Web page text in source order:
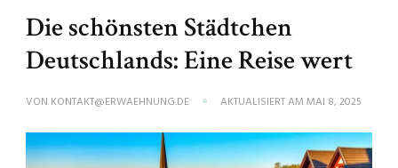
Die schönsten Städtchen
Deutschlands: Eine Reise wert
VON KONTAKT@ERWAEHNUNG.DE AKTUALISIERT AM MAI 8, 2025